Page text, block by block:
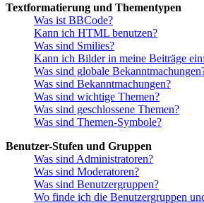
Textformatierung und Thementypen
Was ist BBCode?
Kann ich HTML benutzen?
Was sind Smilies?
Kann ich Bilder in meine Beiträge
Was sind globale
Was sind Bekanntmachungen?
Was sind wichtige Themen?
Was sind geschlossene Themen?
Was sind Themen-Symbole?
Benutzer-Stufen und Gruppen
Was sind Administratoren?
Was sind Moderatoren?
Was sind Benutzergruppen?
Wo finde ich die Benutzergruppen